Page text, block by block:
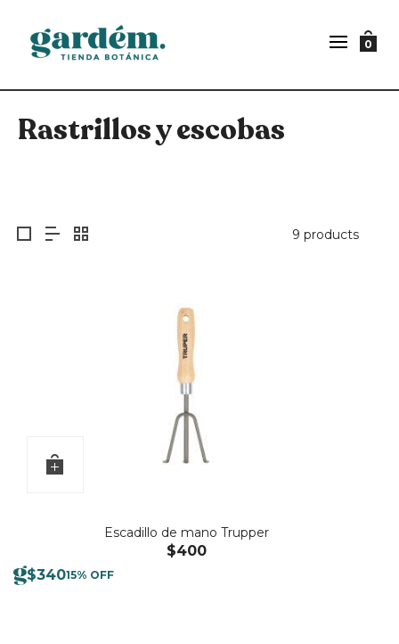
0
Rastrillos y escobas
9 products
Escadillo de mano Trupper
$400
$34015% OFF